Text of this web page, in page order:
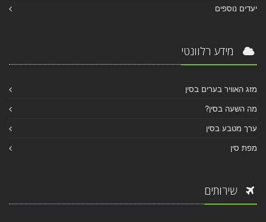
יעדים נוספים
מידע רלוונטי
מזג האוויר בערים בסין
מה השעה בסין?
ערך מטבע בסין
מפת סין
שירותים